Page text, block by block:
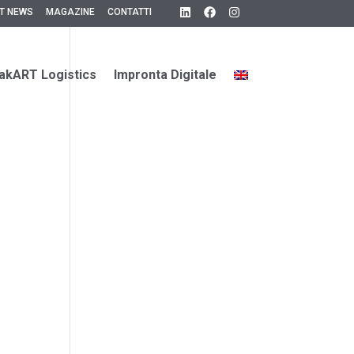
NEWS MAGAZINE CONTATTI
Logistics Impronta Digitale